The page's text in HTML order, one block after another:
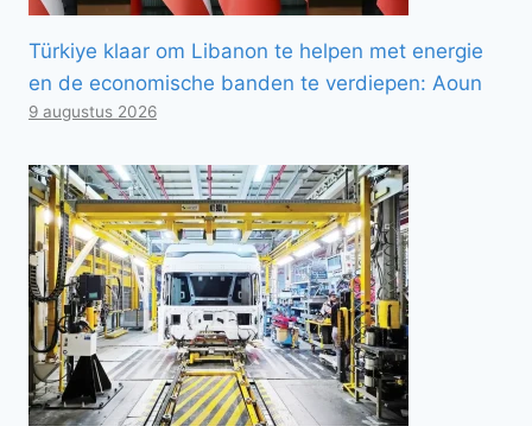
Türkiye klaar om Libanon te helpen met energie
en de economische banden te verdiepen: Aoun
9 augustus 2026